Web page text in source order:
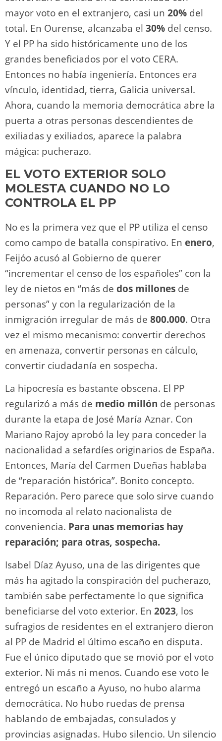
mayor voto en el extranjero, casi un 20% del
total. En Ourense, alcanzaba el 30% del censo.
Y el PP ha sido históricamente uno de los
grandes beneficiados por el voto CERA.
Entonces no había ingeniería. Entonces era
vínculo, identidad, tierra, Galicia universal.
Ahora, cuando la memoria democrática abre la
puerta a otras personas descendientes de
exiliadas y exiliados, aparece la palabra
mágica: pucherazo.
EL VOTO EXTERIOR SOLO
MOLESTA CUANDO NO LO
CONTROLA EL PP
No es la primera vez que el PP utiliza el censo
como campo de batalla conspirativo. En enero,
Feijóo acusó al Gobierno de querer
“incrementar el censo de los españoles” con la
ley de nietos en “más de dos millones de
personas” y con la regularización de la
inmigración irregular de más de 800.000. Otra
vez el mismo mecanismo: convertir derechos
en amenaza, convertir personas en cálculo,
convertir ciudadanía en sospecha.
La hipocresía es bastante obscena. El PP
regularizó a más de medio millón de personas
durante la etapa de José María Aznar. Con
Mariano Rajoy aprobó la ley para conceder la
nacionalidad a sefardíes originarios de España.
Entonces, María del Carmen Dueñas hablaba
de “reparación histórica”. Bonito concepto.
Reparación. Pero parece que solo sirve cuando
no incomoda al relato nacionalista de
conveniencia. Para unas memorias hay
reparación; para otras, sospecha.
Isabel Díaz Ayuso, una de las dirigentes que
más ha agitado la conspiración del pucherazo,
también sabe perfectamente lo que significa
beneficiarse del voto exterior. En 2023, los
sufragios de residentes en el extranjero dieron
al PP de Madrid el último escaño en disputa.
Fue el único diputado que se movió por el voto
exterior. Ni más ni menos. Cuando ese voto le
entregó un escaño a Ayuso, no hubo alarma
democrática. No hubo ruedas de prensa
hablando de embajadas, consulados y
provincias asignadas. Hubo silencio. Un silencio